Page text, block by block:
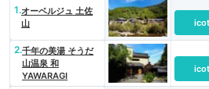
1.オーベルジュ 土佐
山
2.千年の美湯 そうだ
山温泉 和
YAWARAGI